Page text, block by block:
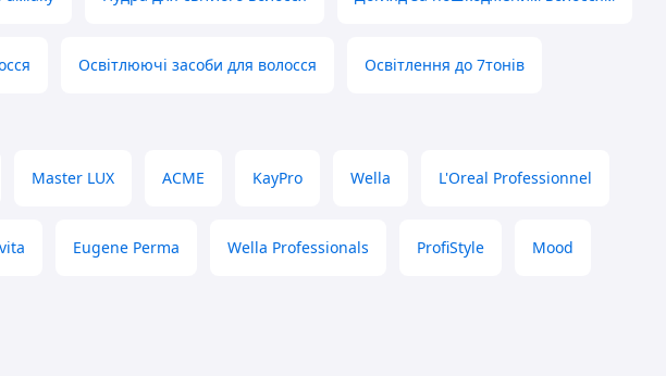
Освітлюючі засоби для волосся Освітлення до 7тонів
Master LUX ACME KayPro Wella L'Oreal Professionnel
Eugene Perma Wella Professionals ProfiStyle Mood